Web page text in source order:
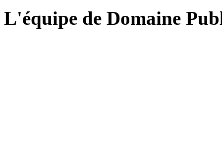
L'équipe de Domaine